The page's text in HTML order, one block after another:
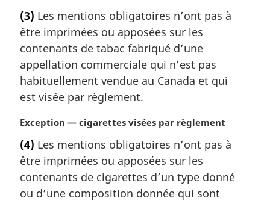
t
e
m
r
g
i
a
l
e
:
(3) Les mentions obligatoires n’ont pas à
être imprimées ou apposées sur les
contenants de tabac fabriqué d’une
appellation commerciale qui n’est pas
habituellement vendue au Canada et qui
est visée par règlement.
N
t
e
m
a
Exception — cigarettes visées par règlement
(4) Les mentions obligatoires n’ont pas à
être imprimées ou apposées sur les
contenants de cigarettes d’un type donné
ou d’une composition donnée qui sont